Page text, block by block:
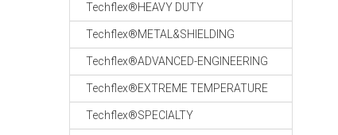
Techflex®HEAVY DUTY
Techflex®METAL&SHIELDING
Techflex®ADVANCED-ENGINEERING
Techflex®EXTREME TEMPERATURE
Techflex®SPECIALTY